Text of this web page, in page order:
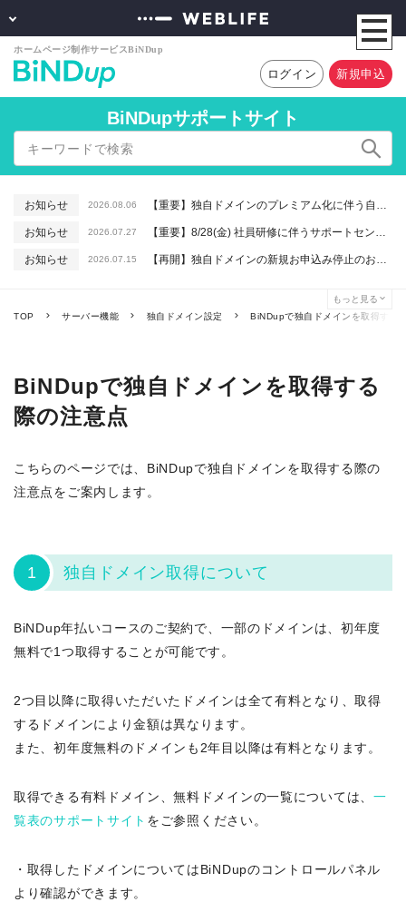
ログイン 新規申込
BiNDupサポートサイト
お知らせ 2026.08.06 【重要】独自ドメインのプレミアム化に伴う自動更新に関するお知らせ
お知らせ 2026.07.27 【重要】8/28(金) 社員研修に伴うサポートセンター休業のお知らせ
お知らせ 2026.07.15 【再開】独自ドメインの新規お申込み停止のお知らせ
もっと見る
TOP サーバー機能 独自ドメイン設定 BiNDupで独自ドメインを取得する
BiNDupで独自ドメインを取得する
際の注意点
こちらのページでは、BiNDupで独自ドメインを取得する際の
注意点をご案内します。
1 独自ドメイン取得について
BiNDup年払いコースのご契約で、一部のドメインは、初年度
無料で1つ取得することが可能です。
2つ目以降に取得いただいたドメインは全て有料となり、取得
するドメインにより金額は異なります。
また、初年度無料のドメインも2年目以降は有料となります。
取得できる有料ドメイン、無料ドメインの一覧については、 一
覧表のサポートサイト をご参照ください。
・取得したドメインについてはBiNDupのコントロールパネル
より確認ができます。